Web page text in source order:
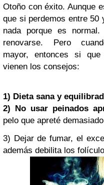
Otoño con éxito. Aunque
que si perdemos entre 50
nada porque es
renovarse. Pero
mayor, entonces si
vienen los consejos:
1) Dieta sana y
2) No usar peinados
pelo que apreté
3) Dejar de fumar, el
además debilita los